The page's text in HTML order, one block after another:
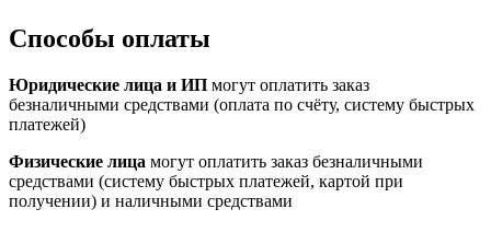
Способы оплаты
Юридические лица и ИП могут оплатить заказ
безналичными средствами (оплата по счёту, систему быстрых
платежей)
Физические лица могут оплатить заказ безналичными
средствами (систему быстрых платежей, картой при
получении) и наличными средствами